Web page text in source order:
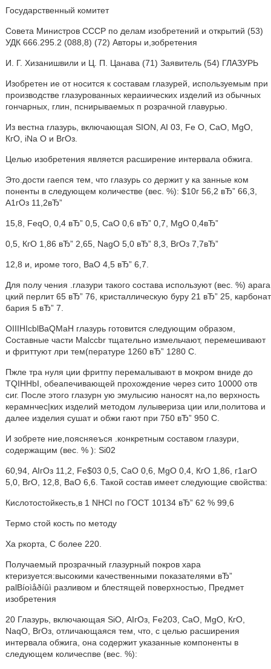
Государственный комитет
Совета Министров СССР по делам изобретений и открытий (53)
УДК 666.295.2 (088,8) (72) Авторы и,зобретения
И. Г. Хизанишвили и Ц. П. Цанава (71) Заявитель (54) ГЛАЗУРЬ
Изобретен ие от носится к составам глазурей, используемым при
производстве глазурованных кераиических изделий из обычных
гончарных, глин, пснирываемых п розрачной главурью.
Из вестна глазурь, включающая SION, AI 03, Fe O, СаО, MgO,
КгО, iNa O и ВгОз.
Целью изобретения является расширение интервала обжига.
Это.дости гаепся тем, что глазурь со держит у ка занные ком
поненты в следующем количестве (вес. %): $10г 56,2 вЂ” 66,3,
А1гОз 11,2вЂ”
15,8, FeqO, 0,4 вЂ” 0,5, СаО 0,6 вЂ” 0,7, MgO 0,4вЂ”
0,5, КгО 1,86 вЂ” 2,65, NagO 5,0 вЂ” 8,3, ВгОз 7,7вЂ”
12,8 и, ироме того, ВаО 4,5 вЂ” 6,7.
Для полу чения .глазури такого состава используют (вес. %) арага
цкий перлит 65 вЂ” 76, кристаллическую буру 21 вЂ” 25, карбонат
бария 5 вЂ” 7.
OIIIHIcblBaQMaH глазурь готовится следующим образом,
Составные части Malccbr тщательно измельчают, перемешивают
и фриттуют лри тем(пературе 1260 вЂ” 1280 С.
Пжле тра нуля ции фритпу перемалывают в мокром вниде до
TQIHHbI, обеапечивающей прохождение через сито 10000 отв
сиг. После этого глазурн ую эмулысию наносят на,по верхность
керамнчес|ких изделий методом лулывериза ции или,политова и
далее изделия сушат и обжи гают при 750 вЂ” 950 С.
И зобрете ние,поясняеъся .конкретным составом глазури,
содержащим (вес. % ): Si02
60,94, АIгОз 11,2, Fe$03 0,5, СаО 0,6, MgO 0,4, КгО 1,86, г1агО
5,0, ВгО, 12,8, ВаО 6,6. Такой состав имеет следующие свойства:
Кислотостойкесть,в 1 NHCI по ГОСТ 10134 вЂ” 62 % 99,6
Термо стой кость по методу
Ха ркорта, С более 220.
Получаемый прозрачный глазурный покров хара
ктеризуется:высокими качественными показателями вЂ”
palBíoìåðíûì разливом и блестящей поверхностью, Предмет
изобретения
20 Глазурь, включающая SiO, АIгОз, Fe203, СаО, MgO, КгО,
NaqO, ВгОз, отличающаяся тем, что, с целью расширения
интервала обжига, она содержит указанные компоненты в
следующем количеспве (вес. %):